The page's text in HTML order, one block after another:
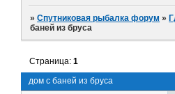
»Спутниковая рыбалка форум »
баней из бруса
дом с баней из бруса
Страница:1